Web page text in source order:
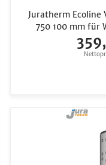
Juratherm Ecoline
750 100 mm für